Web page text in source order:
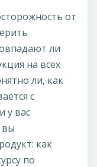
от
ли
на всех
ли, как
с
у вас
вы
как
по